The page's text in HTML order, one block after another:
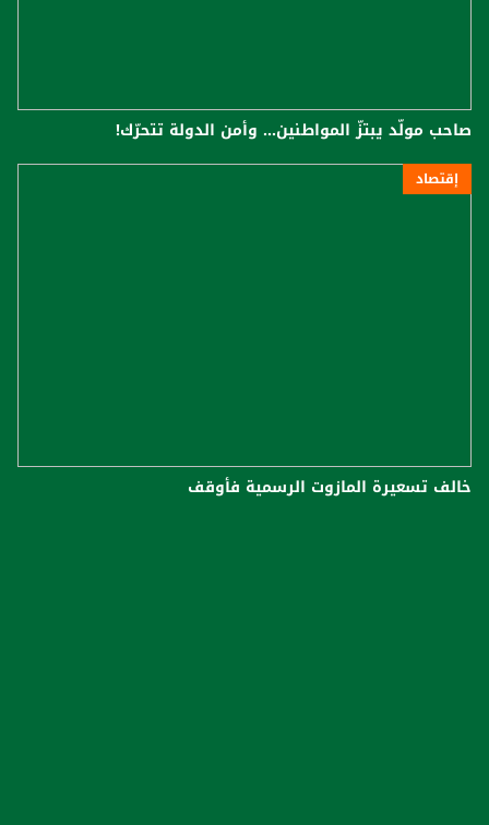
صاحب مولّد يبتزّ المواطنين... وأمن الدولة تتحرّك!
إقتصاد
خالف تسعيرة المازوت الرسمية فأوقف